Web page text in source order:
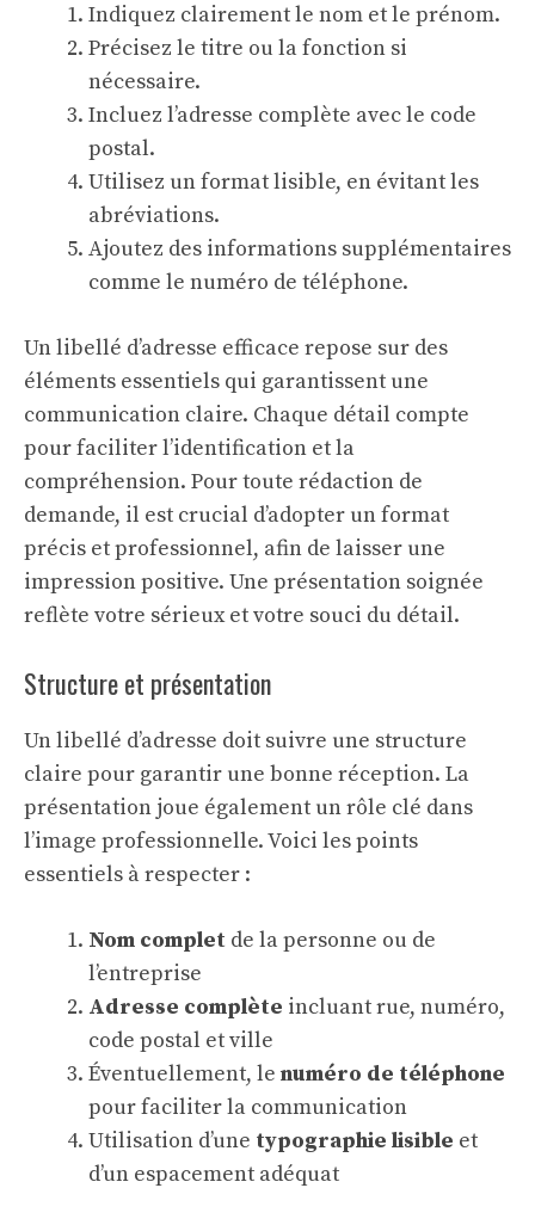
Indiquez clairement le nom et le prénom.
Précisez le titre ou la fonction si
nécessaire.
Incluez l’adresse complète avec le code
postal.
Utilisez un format lisible, en évitant les
abréviations.
Ajoutez des informations supplémentaires
comme le numéro de téléphone.
Un libellé d’adresse efficace repose sur des
éléments essentiels qui garantissent une
communication claire. Chaque détail compte
pour faciliter l’identification et la
compréhension. Pour toute rédaction de
demande, il est crucial d’adopter un format
précis et professionnel, afin de laisser une
impression positive. Une présentation soignée
reflète votre sérieux et votre souci du détail.
Structure et présentation
Un libellé d’adresse doit suivre une structure
claire pour garantir une bonne réception. La
présentation joue également un rôle clé dans
l’image professionnelle. Voici les points
essentiels à respecter :
Nom complet de la personne ou de
l’entreprise
Adresse complète incluant rue, numéro,
code postal et ville
Éventuellement, le numéro de téléphone
pour faciliter la communication
Utilisation d’une typographie lisible et
d’un espacement adéquat